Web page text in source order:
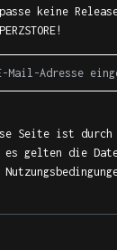
keine
Seite ist durch
es gelten die